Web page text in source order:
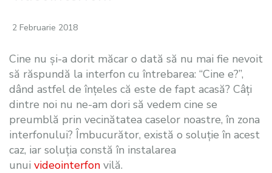
2 Februarie 2018
Cine nu și-a dorit măcar o dată să nu mai fie nevoit
să răspundă la interfon cu întrebarea: “Cine e?”,
dând astfel de înțeles că este de fapt acasă? Câți
dintre noi nu ne-am dori să vedem cine se
preumblă prin vecinătatea caselor noastre, în zona
interfonului? Îmbucurător, există o soluție în acest
caz, iar soluția constă în instalarea
unui videointerfon vilă.